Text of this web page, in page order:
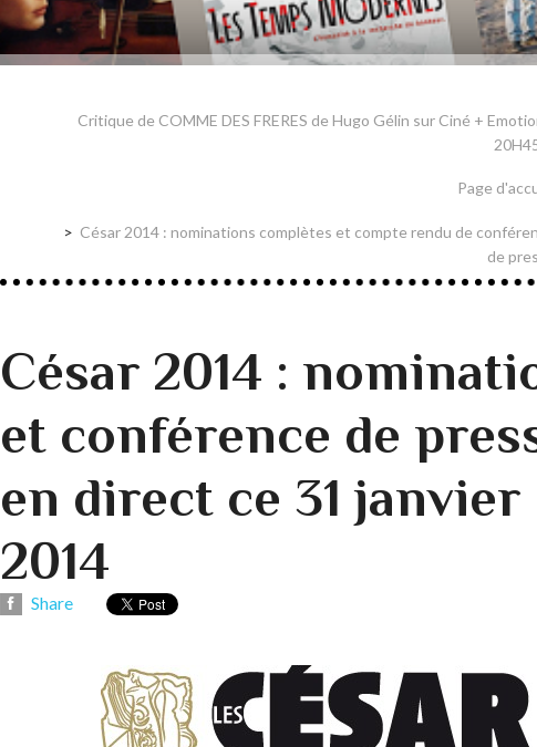
Critique de COMME DES FRERES de Hugo Gélin sur Ciné +
Page
César 2014 : nominations complètes et compte rendu de
de
César 2014 :
et conférence de
en direct ce 31 janvier
2014
Share